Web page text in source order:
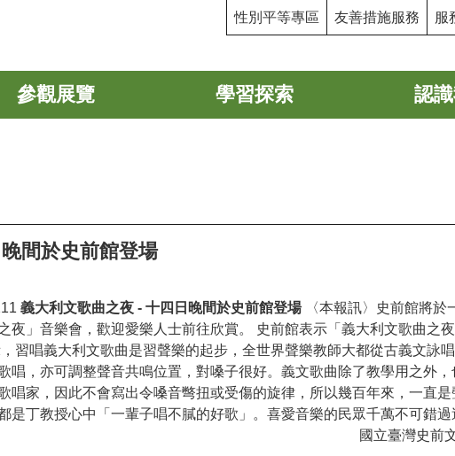
性別平等專區 友善措施服務 服
參觀展覽 學習探索 認
間於史前館登場
義大利文歌曲之夜 - 十四日晚間於史前館登場〈本報訊〉史前館將於
夜」音樂會，歡迎愛樂人士前往欣賞。 史前館表示「義大利文歌曲之
習唱義大利文歌曲是習聲樂的起步，全世界聲樂教師大都從古義文詠
唱，亦可調整聲音共鳴位置，對嗓子很好。義文歌曲除了教學用之外
唱家，因此不會寫出令嗓音彆扭或受傷的旋律，所以幾百年來，一直
是丁教授心中「一輩子唱不膩的好歌」。喜愛音樂的民眾千萬不可錯過
國立臺灣史前